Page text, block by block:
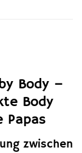
Body –
Body
Papas
zwischen